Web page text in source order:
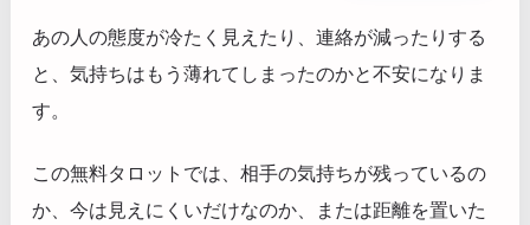
あの人の態度が冷たく見えたり、連絡が減ったりする
と、気持ちはもう薄れてしまったのかと不安になりま
す。
この無料タロットでは、相手の気持ちが残っているの
か、今は見えにくいだけなのか、または距離を置いた